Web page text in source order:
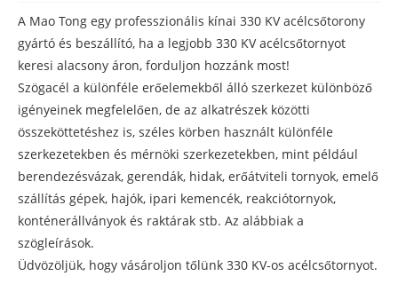
A Mao Tong egy professzionális kínai 330 KV acélcsőtorony
gyártó és beszállító, ha a legjobb 330 KV acélcsőtornyot
keresi alacsony áron, forduljon hozzánk most!
Szögacél a különféle erőelemekből álló szerkezet különböző
igényeinek megfelelően, de az alkatrészek közötti
összeköttetéshez is, széles körben használt különféle
szerkezetekben és mérnöki szerkezetekben, mint például
berendezésvázak, gerendák, hidak, erőátviteli tornyok, emelő
szállítás gépek, hajók, ipari kemencék, reakciótornyok,
konténerállványok és raktárak stb. Az alábbiak a
szögleírások.
Üdvözöljük, hogy vásároljon tőlünk 330 KV-os acélcsőtornyot.